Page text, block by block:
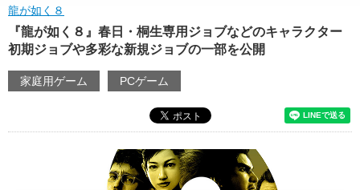
アーケードゲーム
S-FIRE
セガ ラッキーくじ
セガ ラッキーくじ
ダーツ
龍が如く８
『龍が如く８』春日・桐生専用ジョブなどのキャラクター
初期ジョブや多彩な新規ジョブの一部を公開
家庭用ゲーム PCゲーム